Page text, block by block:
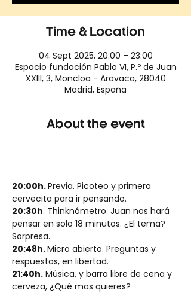
Time & Location
04 Sept 2025, 20:00 – 23:00
Espacio fundación Pablo VI, P.º de Juan
XXIII, 3, Moncloa - Aravaca, 28040
Madrid, España
About the event
20:00h. Previa. Picoteo y primera
cervecita para ir pensando.
20:30h. Thinknómetro. Juan nos hará
pensar en solo 18 minutos. ¿El tema?
Sorpresa.
20:48h. Micro abierto. Preguntas y
respuestas, en libertad.
21:40h. Música, y barra libre de cena y
cerveza, ¿Qué mas quieres?